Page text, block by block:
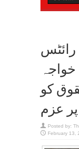
کو
پر عزم
Posted by:
February 13,